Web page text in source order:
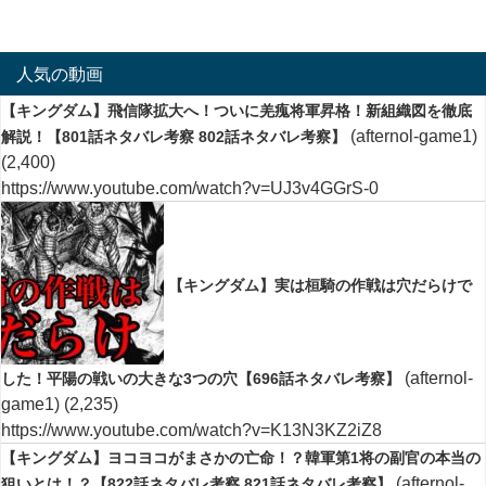
人気の動画
【キングダム】飛信隊拡大へ！ついに羌瘣将軍昇格！新組織図を徹底
解説！【801話ネタバレ考察 802話ネタバレ考察】
(afternol-game1)
(2,400)
https://www.youtube.com/watch?v=UJ3v4GGrS-0
【キングダム】実は桓騎の作戦は穴だらけで
した！平陽の戦いの大きな3つの穴【696話ネタバレ考察】
(afternol-
game1) (2,235)
https://www.youtube.com/watch?v=K13N3KZ2iZ8
【キングダム】ヨコヨコがまさかの亡命！？韓軍第1将の副官の本当の